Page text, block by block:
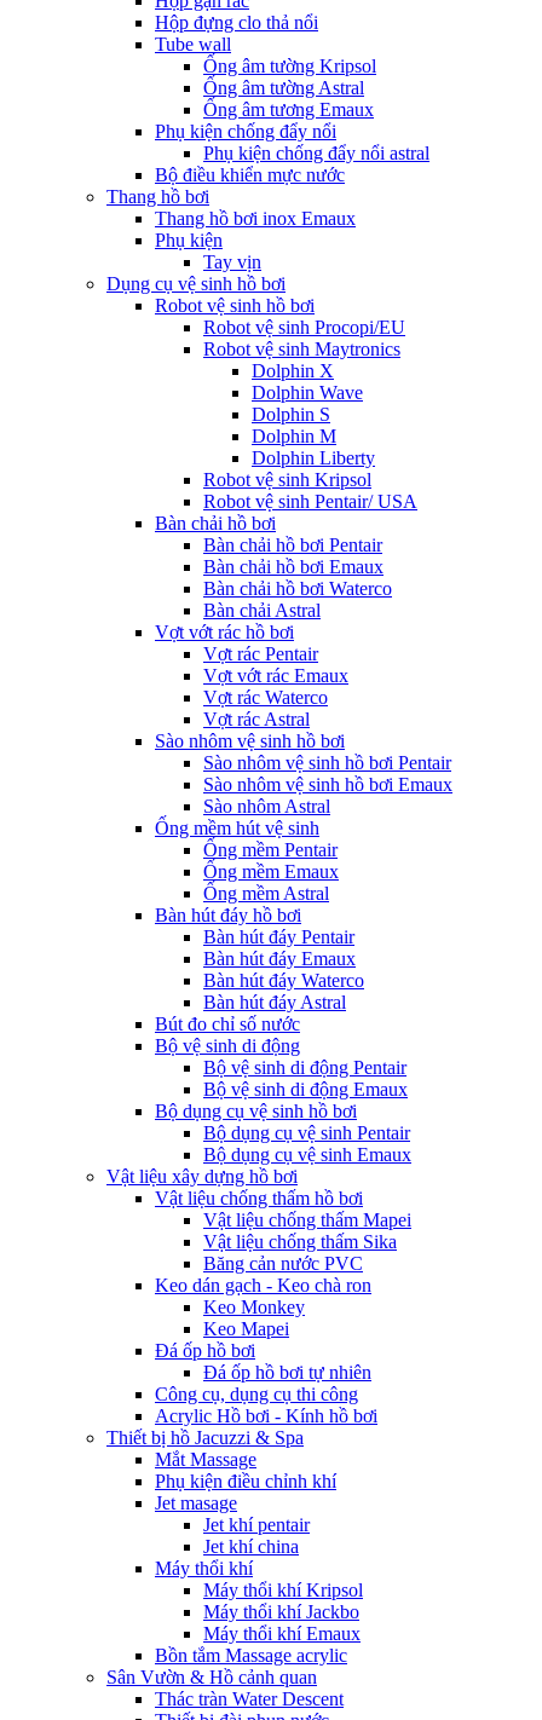
Hộp đựng clo thả nổi
Tube wall
Ống âm tường Kripsol
Ống âm tường Astral
Ống âm tương Emaux
Phụ kiện chống đẩy nổi
Phụ kiện chống đẩy nổi astral
Bộ điều khiển mực nước
Thang hồ bơi
Thang hồ bơi inox Emaux
Phụ kiện
Tay vịn
Dụng cụ vệ sinh hồ bơi
Robot vệ sinh hồ bơi
Robot vệ sinh Procopi/EU
Robot vệ sinh Maytronics
Dolphin X
Dolphin Wave
Dolphin S
Dolphin M
Dolphin Liberty
Robot vệ sinh Kripsol
Robot vệ sinh Pentair/ USA
Bàn chải hồ bơi
Bàn chải hồ bơi Pentair
Bàn chải hồ bơi Emaux
Bàn chải hồ bơi Waterco
Bàn chải Astral
Vợt vớt rác hồ bơi
Vợt rác Pentair
Vợt vớt rác Emaux
Vợt rác Waterco
Vợt rác Astral
Sào nhôm vệ sinh hồ bơi
Sào nhôm vệ sinh hồ bơi Pentair
Sào nhôm vệ sinh hồ bơi Emaux
Sào nhôm Astral
Ống mềm hút vệ sinh
Ống mềm Pentair
Ống mềm Emaux
Ống mềm Astral
Bàn hút đáy hồ bơi
Bàn hút đáy Pentair
Bàn hút đáy Emaux
Bàn hút đáy Waterco
Bàn hút đáy Astral
Bút đo chỉ số nước
Bộ vệ sinh di động
Bộ vệ sinh di động Pentair
Bộ vệ sinh di động Emaux
Bộ dụng cụ vệ sinh hồ bơi
Bộ dụng cụ vệ sinh Pentair
Bộ dụng cụ vệ sinh Emaux
Vật liệu xây dựng hồ bơi
Vật liệu chống thấm hồ bơi
Vật liệu chống thấm Mapei
Vật liệu chống thấm Sika
Băng cản nước PVC
Keo dán gạch - Keo chà ron
Keo Monkey
Keo Mapei
Đá ốp hồ bơi
Đá ốp hồ bơi tự nhiên
Công cụ, dụng cụ thi công
Acrylic Hồ bơi - Kính hồ bơi
Thiết bị hồ Jacuzzi & Spa
Mắt Massage
Phụ kiện điều chỉnh khí
Jet masage
Jet khí pentair
Jet khí china
Máy thổi khí
Máy thổi khí Kripsol
Máy thổi khí Jackbo
Máy thổi khí Emaux
Bồn tắm Massage acrylic
Sân Vườn & Hồ cảnh quan
Thác tràn Water Descent